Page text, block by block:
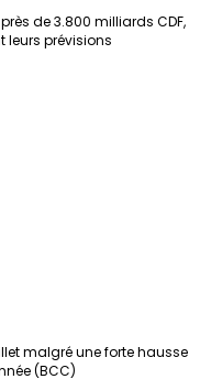
de 3.800 milliards CDF,
leurs prévisions
malgré une forte hausse
(BCC)